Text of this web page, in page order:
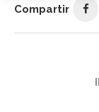
Compartir